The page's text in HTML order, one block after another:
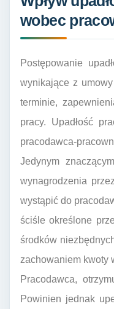
wobec
Postępowanie
wynikające z
terminie,
pracy. Upadłość
pracodawca-
Jedynym
wynagrodzenia
wystąpić do
ściśle określone
środków
zachowaniem kwoty
Pracodawca,
Powinien jednak